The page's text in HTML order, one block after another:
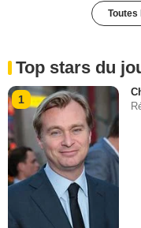
Toutes
Top stars du
1